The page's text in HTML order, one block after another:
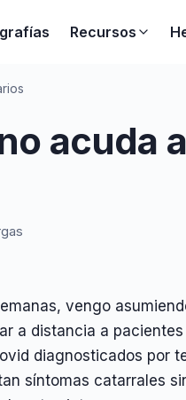
Recursos
acuda
vengo
a distancia a
diagnosticados por
síntomas catarrales